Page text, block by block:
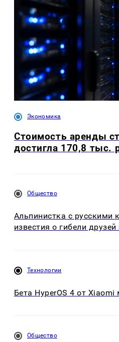
Экономика
Стоимость аренды
достигла 170,8 тыс.
Общество
Альпинистка с русскими
известия о гибели
Технологии
Бета HyperOS 4 от
Общество